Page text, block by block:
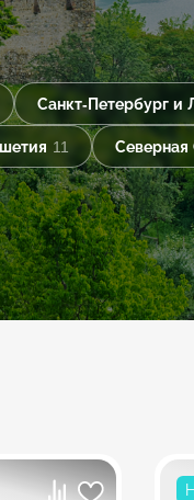
Санкт-Петербург и
11 Северная